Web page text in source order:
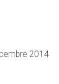
2014